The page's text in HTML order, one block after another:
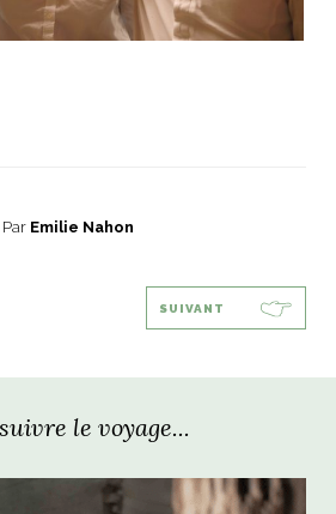
Par Emilie Nahon
SUIVANT
le voyage...